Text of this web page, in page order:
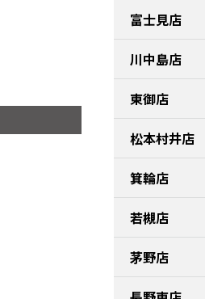
富士見店
川中島店
東御店
松本村井店
箕輪店
若槻店
茅野店